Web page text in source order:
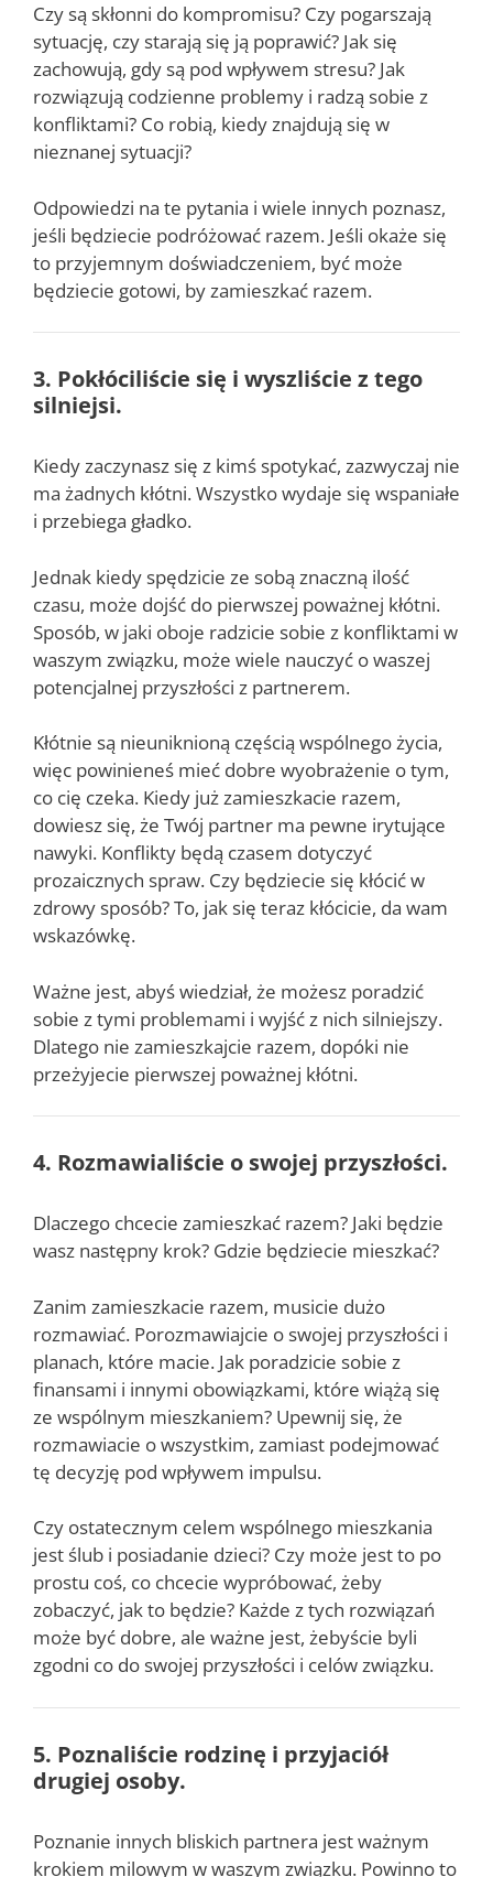
Czy są skłonni do kompromisu? Czy pogarszają
sytuację, czy starają się ją poprawić? Jak się
zachowują, gdy są pod wpływem stresu? Jak
rozwiązują codzienne problemy i radzą sobie z
konfliktami? Co robią, kiedy znajdują się w
nieznanej sytuacji?
Odpowiedzi na te pytania i wiele innych poznasz,
jeśli będziecie podróżować razem. Jeśli okaże się
to przyjemnym doświadczeniem, być może
będziecie gotowi, by zamieszkać razem.
3. Pokłóciliście się i wyszliście z tego
silniejsi.
Kiedy zaczynasz się z kimś spotykać, zazwyczaj nie
ma żadnych kłótni. Wszystko wydaje się wspaniałe
i przebiega gładko.
Jednak kiedy spędzicie ze sobą znaczną ilość
czasu, może dojść do pierwszej poważnej kłótni.
Sposób, w jaki oboje radzicie sobie z konfliktami w
waszym związku, może wiele nauczyć o waszej
potencjalnej przyszłości z partnerem.
Kłótnie są nieuniknioną częścią wspólnego życia,
więc powinieneś mieć dobre wyobrażenie o tym,
co cię czeka. Kiedy już zamieszkacie razem,
dowiesz się, że Twój partner ma pewne irytujące
nawyki. Konflikty będą czasem dotyczyć
prozaicznych spraw. Czy będziecie się kłócić w
zdrowy sposób? To, jak się teraz kłócicie, da wam
wskazówkę.
Ważne jest, abyś wiedział, że możesz poradzić
sobie z tymi problemami i wyjść z nich silniejszy.
Dlatego nie zamieszkajcie razem, dopóki nie
przeżyjecie pierwszej poważnej kłótni.
4. Rozmawialiście o swojej przyszłości.
Dlaczego chcecie zamieszkać razem? Jaki będzie
wasz następny krok? Gdzie będziecie mieszkać?
Zanim zamieszkacie razem, musicie dużo
rozmawiać. Porozmawiajcie o swojej przyszłości i
planach, które macie. Jak poradzicie sobie z
finansami i innymi obowiązkami, które wiążą się
ze wspólnym mieszkaniem? Upewnij się, że
rozmawiacie o wszystkim, zamiast podejmować
tę decyzję pod wpływem impulsu.
Czy ostatecznym celem wspólnego mieszkania
jest ślub i posiadanie dzieci? Czy może jest to po
prostu coś, co chcecie wypróbować, żeby
zobaczyć, jak to będzie? Każde z tych rozwiązań
może być dobre, ale ważne jest, żebyście byli
zgodni co do swojej przyszłości i celów związku.
5. Poznaliście rodzinę i przyjaciół
drugiej osoby.
Poznanie innych bliskich partnera jest ważnym
krokiem milowym w waszym związku. Powinno to